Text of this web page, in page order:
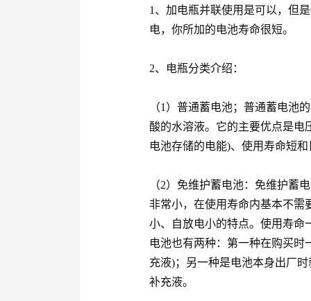
1、加电瓶并联使用是可以，但
电，你所加的电池寿命很短。
2、电瓶分类介绍：
（1）普通蓄电池；普通蓄电池
酸的水溶液。它的主要优点是电
电池存储的电能)、使用寿命短
（2）免维护蓄电池：免维护蓄
非常小，在使用寿命内基本不需
小、自放电小的特点。使用寿命
电池也有两种：第一种在购买
充液)；另一种是电池本身出厂
补充液。